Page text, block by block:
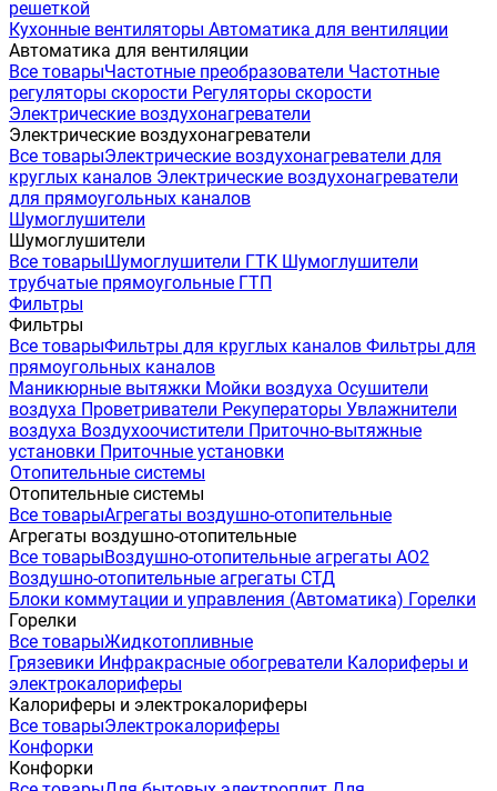
решеткой
Кухонные вентиляторы Автоматика для вентиляции
Автоматика для вентиляции
Все товарыЧастотные преобразователи Частотные
регуляторы скорости Регуляторы скорости
Электрические воздухонагреватели
Электрические воздухонагреватели
Все товарыЭлектрические воздухонагреватели для
круглых каналов Электрические воздухонагреватели
для прямоугольных каналов
Шумоглушители
Шумоглушители
Все товарыШумоглушители ГТК Шумоглушители
трубчатые прямоугольные ГТП
Фильтры
Фильтры
Все товарыФильтры для круглых каналов Фильтры для
прямоугольных каналов
Маникюрные вытяжки Мойки воздуха Осушители
воздуха Проветриватели Рекуператоры Увлажнители
воздуха Воздухоочистители Приточно-вытяжные
установки Приточные установки
Отопительные системы
Отопительные системы
Все товарыАгрегаты воздушно-отопительные
Агрегаты воздушно-отопительные
Все товарыВоздушно-отопительные агрегаты АО2
Воздушно-отопительные агрегаты СТД
Блоки коммутации и управления (Автоматика) Горелки
Горелки
Все товарыЖидкотопливные
Грязевики Инфракрасные обогреватели Калориферы и
электрокалориферы
Калориферы и электрокалориферы
Все товарыЭлектрокалориферы
Конфорки
Конфорки